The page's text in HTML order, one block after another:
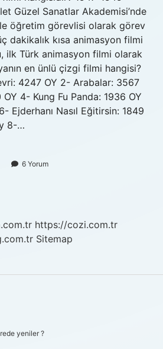
Güzel Sanatlar Akademisi’nde
öğretim görevlisi olarak görev
dakikalık kısa animasyon filmi
ilk Türk animasyon filmi olarak
en ünlü çizgi filmi hangisi?
4247 OY 2- Arabalar: 3567
4- Kung Fu Panda: 1936 OY
Ejderhanı Nasıl Eğitirsin: 1849
8-…
6 Yorum
https://cozi.com.tr
Sitemap
yeniler ?